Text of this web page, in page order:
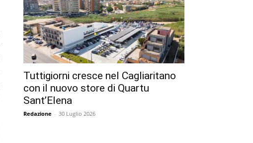
Tuttigiorni cresce nel Cagliaritano
con il nuovo store di Quartu
Sant’Elena
Redazione - 30 Luglio 2026